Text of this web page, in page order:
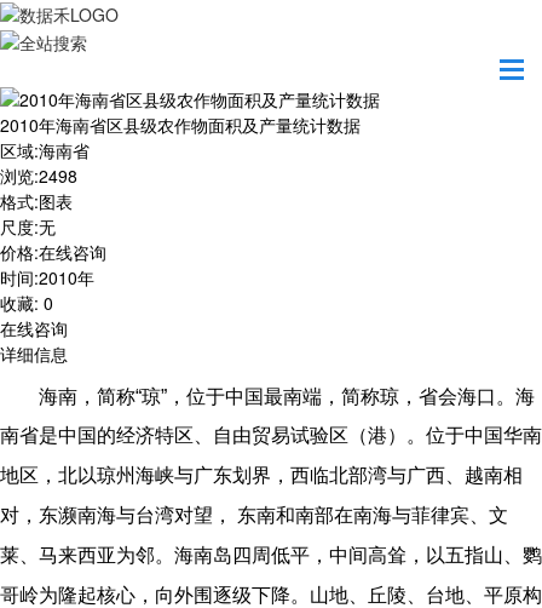
2010年海南省区县级农作物面积及产量统计数据
2010年海南省区县级农作物面积及产量统计数据
区域:海南省
浏览:2498
格式:图表
尺度:无
价格:在线咨询
时间:2010年
收藏: 0
在线咨询
详细信息
海南，简称“琼”，位于中国最南端，简称琼 ，省会海口。海
南省是中国的经济特区、自由贸易试验区（港）。位于中国华南
地区，北以琼州海峡与广东划界，西临北部湾与广西 越南相
对，东濒南海与台湾对望， 东南和南部在南海与菲律宾
文
莱
马来西亚为邻。海南岛四周低平，中间高耸，以五指山
鹦
哥岭为隆起核心，向外围逐级下降。山地、丘陵、 台地 、平原构